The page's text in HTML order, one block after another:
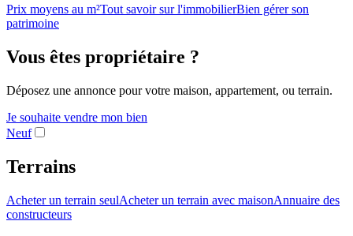
Prix moyens au m²Tout savoir sur l'immobilierBien gérer son
patrimoine
Vous êtes propriétaire ?
Déposez une annonce pour votre maison, appartement, ou terrain.
Je souhaite vendre mon bien
Neuf
Terrains
Acheter un terrain seulAcheter un terrain avec maisonAnnuaire des
constructeurs